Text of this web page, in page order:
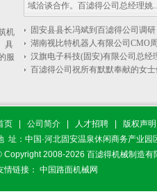
机
具
服
域洽谈合作。百滤得公司总经理姚
固安县县长冯斌到百滤得公司调研
湖南视比特机器人有限公司CMO
部总经理刘欢等一行三人莅临百
汉旗电子科技(固安)有限公司总经
滤得公司交流洽谈合作
百滤得公司祝所有默默奉献的女
页 公司简介 人才招聘 版权声明
址：中国·河北固安温泉休闲商务产业
Copyright 2008-2026 百滤得机械制造有
情链接： 中国路面机械网